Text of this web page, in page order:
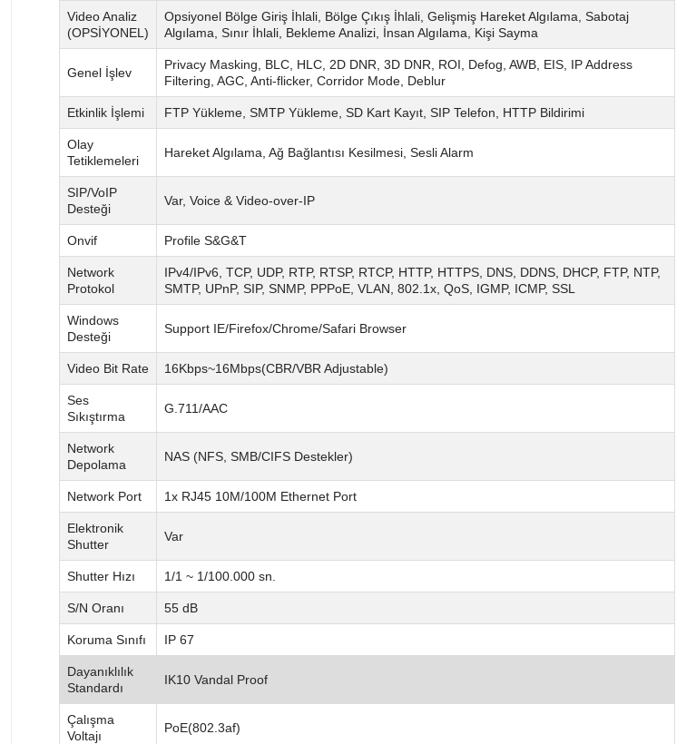
Video Analiz
(OPSİYONEL)
Opsiyonel Bölge Giriş İhlali, Bölge Çıkış İhlali, Gelişmiş Hareket Algılama, Sabotaj
Algılama, Sınır İhlali, Bekleme Analizi, İnsan Algılama, Kişi Sayma
Genel İşlev
Privacy Masking, BLC, HLC, 2D DNR, 3D DNR, ROI, Defog, AWB, EIS, IP Address
Filtering, AGC, Anti-flicker, Corridor Mode, Deblur
Etkinlik İşlemi FTP Yükleme, SMTP Yükleme, SD Kart Kayıt, SIP Telefon, HTTP Bildirimi
Olay
Tetiklemeleri
Hareket Algılama, Ağ Bağlantısı Kesilmesi, Sesli Alarm
SIP/VoIP
Desteği
Var, Voice & Video-over-IP
Onvif Profile S&G&T
Network
Protokol
IPv4/IPv6, TCP, UDP, RTP, RTSP, RTCP, HTTP, HTTPS, DNS, DDNS, DHCP, FTP, NTP,
SMTP, UPnP, SIP, SNMP, PPPoE, VLAN, 802.1x, QoS, IGMP, ICMP, SSL
Windows
Desteği
Support IE/Firefox/Chrome/Safari Browser
Video Bit Rate 16Kbps~16Mbps(CBR/VBR Adjustable)
Ses
Sıkıştırma
G.711/AAC
Network
Depolama
NAS (NFS, SMB/CIFS Destekler)
Network Port 1x RJ45 10M/100M Ethernet Port
Elektronik
Shutter
Var
Shutter Hızı 1/1 ~ 1/100.000 sn.
S/N Oranı 55 dB
Koruma Sınıfı IP 67
Dayanıklılık
Standardı
IK10 Vandal Proof
Çalışma
Voltajı
PoE(802.3af)